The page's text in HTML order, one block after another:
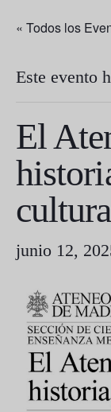
« Todos los
Este evento
El
cultura
junio 12,